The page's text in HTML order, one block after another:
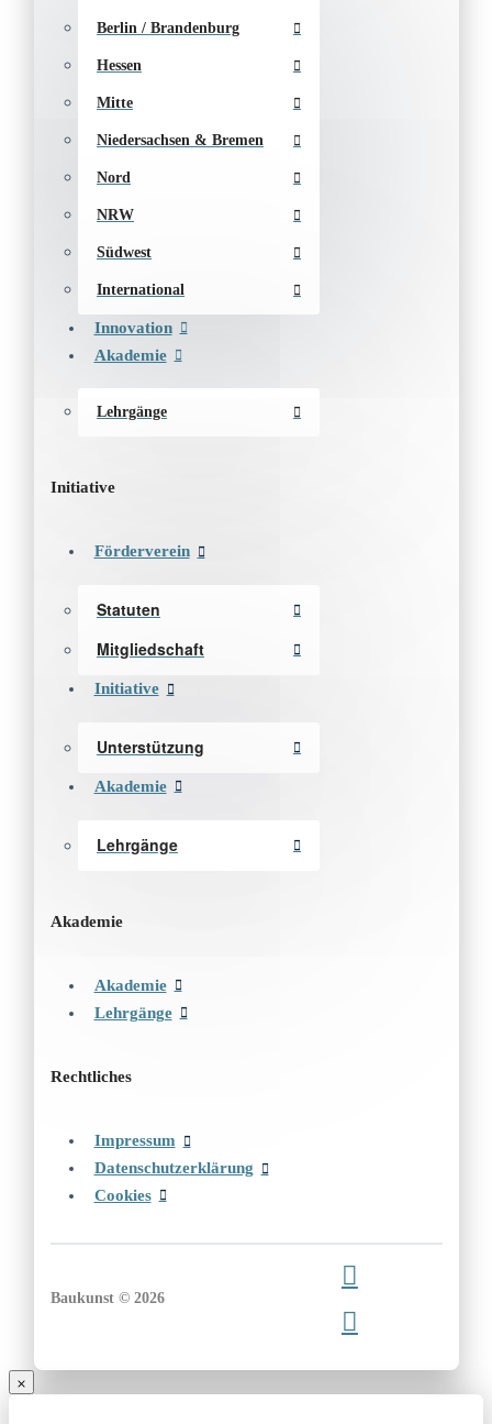
Berlin / Brandenburg
Hessen
Mitte
Niedersachsen & Bremen
Nord
NRW
Südwest
International
Innovation
Akademie
Lehrgänge
Initiative
Förderverein
Statuten
Mitgliedschaft
Initiative
Unterstützung
Akademie
Lehrgänge
Akademie
Akademie
Lehrgänge
Rechtliches
Impressum
Datenschutzerklärung
Cookies
Baukunst © 2026